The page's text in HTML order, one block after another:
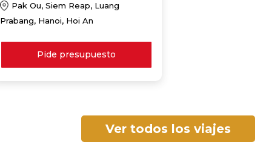
Pak Ou, Siem Reap, Luang
Prabang, Hanoi, Hoi An
Pide presupuesto
Ver todos los viajes